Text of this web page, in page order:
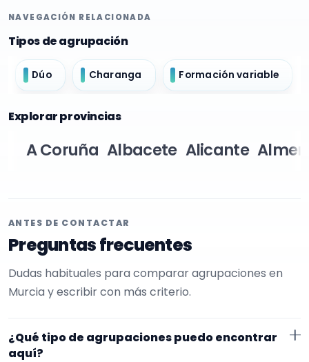
NAVEGACIÓN RELACIONADA
Tipos de agrupación
Dúo Charanga Formación variable
Explorar provincias
A Coruña Albacete Alicante
ANTES DE CONTACTAR
Preguntas frecuentes
Dudas habituales para comparar agrupaciones en
Murcia y escribir con más criterio.
¿Qué tipo de agrupaciones puedo encontrar
aquí?